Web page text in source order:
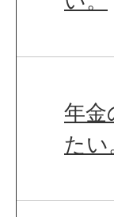
年金
たい